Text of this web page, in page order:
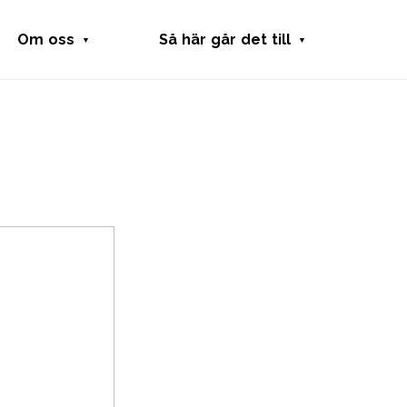
Om oss Så här går det till